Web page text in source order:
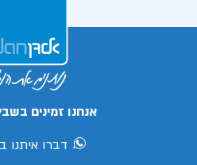
אנחנו זמינים
דברו איתנו